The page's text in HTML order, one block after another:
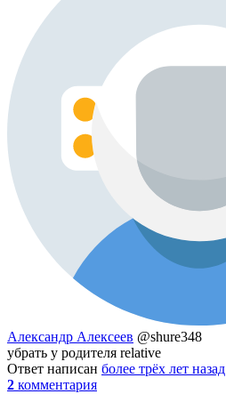
Александр Алексеев @shure348
убрать у родителя relative
Ответ написан более трёх лет назад
2 комментария